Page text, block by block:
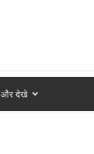
और देखे